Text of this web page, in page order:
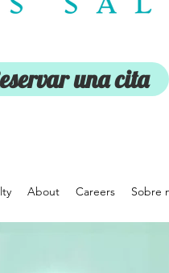
una cita
About Careers Sobre